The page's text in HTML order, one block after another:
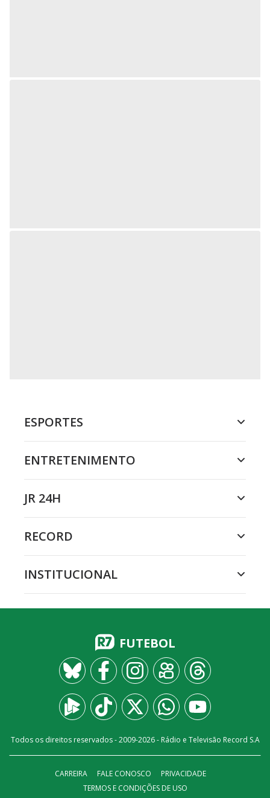
ESPORTES
ENTRETENIMENTO
JR 24H
RECORD
INSTITUCIONAL
FUTEBOL
Todos os direitos reservados - 2009-2026- Rádio e Televisão Record S.A
CARREIRA FALE CONOSCO
PRIVACIDADE
TERMOS E CONDIÇÕES DE USO